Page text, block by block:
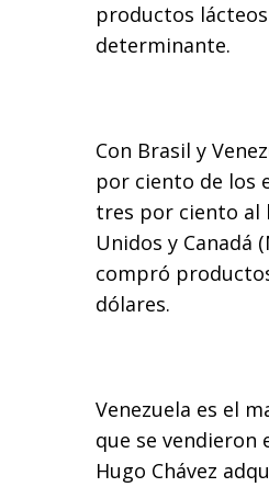
productos
determinante.
Con Brasil y
por ciento de los
tres por ciento al
Unidos y Canadá
compró
dólares.
Venezuela es el
que se
Hugo Chávez